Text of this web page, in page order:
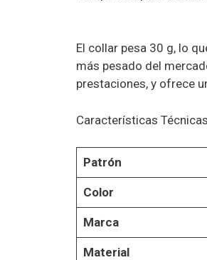
El collar pesa 30 g, lo
más pesado del
prestaciones, y ofrece
Características
Patrón
Color
Marca
Material